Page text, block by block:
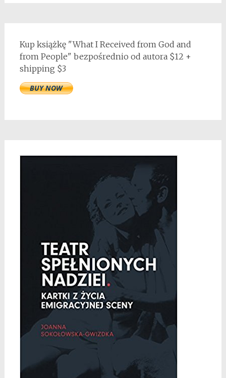
Kup książkę "What I Received from God and
from People" bezpośrednio od autora $12 +
shipping $3